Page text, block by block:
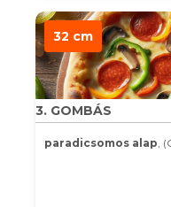
32 cm
3. GOMBÁS
paradicsomos alap,